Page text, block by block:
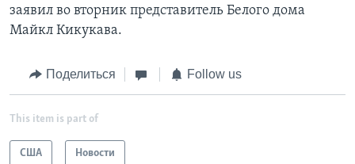
заявил во вторник представитель Белого дома
Майкл Кикукава.
Поделиться Follow us
This item is part of
США Новости